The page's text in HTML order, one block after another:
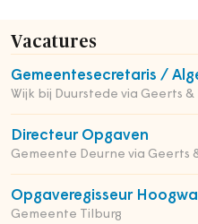
Vacatures
Gemeentesecretaris /
Wijk bij Duurstede via Geerts
Directeur Opgaven
Gemeente Deurne via Geerts
Opgaveregisseur
Gemeente Tilburg